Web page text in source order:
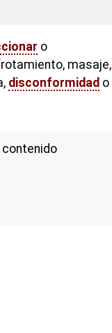
o
masaje,
disconformidad o
contenido